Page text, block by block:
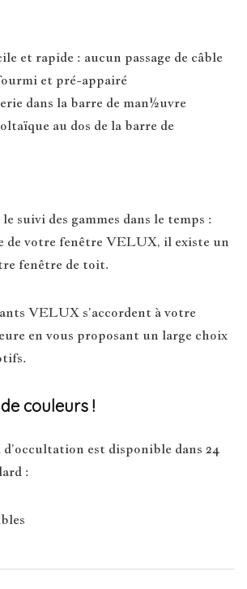
et rapide : aucun passage de câble
et pré-appairé
dans la barre de man½uvre
au dos de la barre de
suivi des gammes dans le temps :
de votre fenêtre VELUX, il existe un
fenêtre de toit.
VELUX s’accordent à votre
en vous proposant un large choix
couleurs !
est disponible dans 24
: